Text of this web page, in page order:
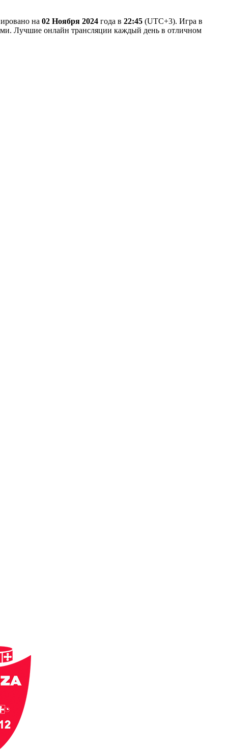
на 02 Ноября 2024 года в 22:45 (UTC+3). Игра в
Лучшие онлайн трансляции каждый день в отличном